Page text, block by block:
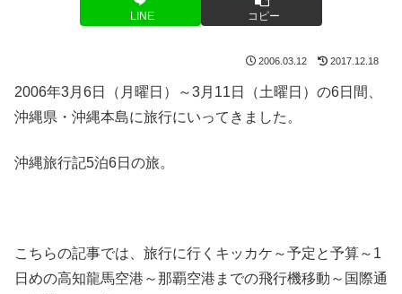
LINE コピー
2006.03.12 2017.12.18
2006年3月6日（月曜日）～3月11日（土曜日）の6日間、
沖縄県・沖縄本島に旅行にいってきました。
沖縄旅行記5泊6日の旅。
こちらの記事では、旅行に行くキッカケ～予定と予算～1
日めの高知龍馬空港～那覇空港までの飛行機移動～国際通